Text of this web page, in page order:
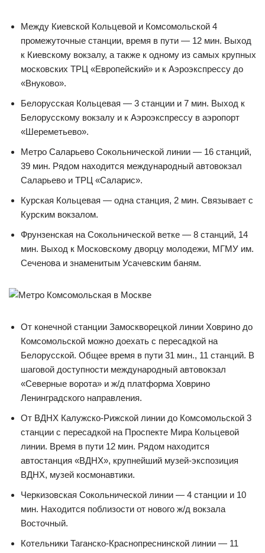
Между Киевской Кольцевой и Комсомольской 4
промежуточные станции, время в пути — 12 мин. Выход
к Киевскому вокзалу, а также к одному из самых крупных
московских ТРЦ «Европейский» и к Аэроэкспрессу до
«Внуково».
Белорусская Кольцевая — 3 станции и 7 мин. Выход к
Белорусскому вокзалу и к Аэроэкспрессу в аэропорт
«Шереметьево».
Метро Саларьево Сокольнической линии — 16 станций,
39 мин. Рядом находится международный автовокзал
Саларьево и ТРЦ «Саларис».
Курская Кольцевая — одна станция, 2 мин. Связывает с
Курским вокзалом.
Фрунзенская на Сокольнической ветке — 8 станций, 14
мин. Выход к Московскому дворцу молодежи, МГМУ им.
Сеченова и знаменитым Усачевским баням.
От конечной станции Замоскворецкой линии Ховрино до
Комсомольской можно доехать с пересадкой на
Белорусской. Общее время в пути 31 мин., 11 станций. В
шаговой доступности международный автовокзал
«Северные ворота» и ж/д платформа Ховрино
Ленинградского направления.
От ВДНХ Калужско-Рижской линии до Комсомольской 3
станции с пересадкой на Проспекте Мира Кольцевой
линии. Время в пути 12 мин. Рядом находится
автостанция «ВДНХ», крупнейший музей-экспозиция
ВДНХ, музей космонавтики.
Черкизовская Сокольнической линии — 4 станции и 10
мин. Находится поблизости от нового ж/д вокзала
Восточный.
Котельники Таганско-Краснопреснинской линии — 11